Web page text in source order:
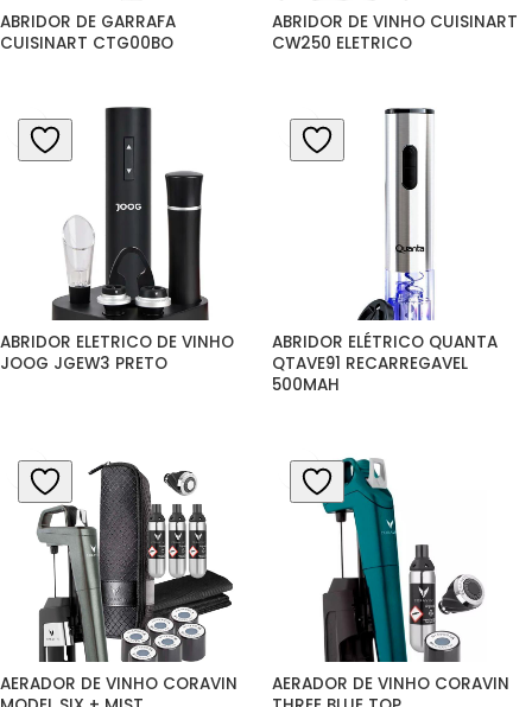
ABRIDOR DE GARRAFA
CUISINART CTG00BO
ABRIDOR DE VINHO CUISINART
CW250 ELETRICO
ABRIDOR ELETRICO DE VINHO
JOOG JGEW3 PRETO
ABRIDOR ELÉTRICO QUANTA
QTAVE91 RECARREGAVEL
500MAH
AERADOR DE VINHO CORAVIN
AERADOR DE VINHO CORAVIN